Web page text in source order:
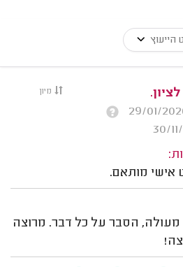
הייעוץ
מיון
אישי מותאם.
מעולה, הסבר על כל דבר. מרוצה